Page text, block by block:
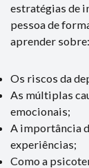
estratégias de
pessoa de
aprender sobre:
Os riscos da
As múltiplas
emocionais;
A importância
experiências;
Como a